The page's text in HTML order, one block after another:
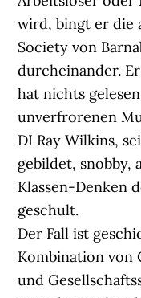
wird, bingt er die
Society von
durcheinander.
hat nichts
unverfrorenen
DI Ray Wilkins,
gebildet, snobby,
Klassen-Denken
geschult.
Der Fall ist
Kombination von
und